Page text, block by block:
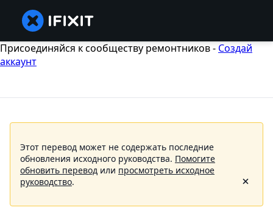
Присоединяйся к сообществу ремонтников - Создай
аккаунт
Этот перевод может не содержать последние
обновления исходного руководства. Помогите
обновить перевод или просмотреть исходное
руководство.